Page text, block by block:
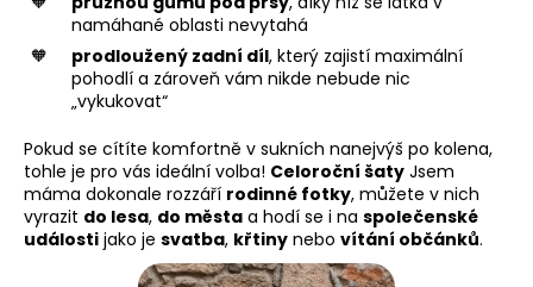
namáhané oblasti nevytahá
prodloužený zadní díl, který zajistí maximální
pohodlí a zároveň vám nikde nebude nic
„vykukovat“
Pokud se cítíte komfortně v sukních nanejvýš po kolena,
tohle je pro vás ideální volba! Celoroční šaty Jsem
máma dokonale rozzáří rodinné fotky, můžete v nich
vyrazit do lesa, do města a hodí se i na společenské
události jako je svatba, křtiny nebo vítání občánků.